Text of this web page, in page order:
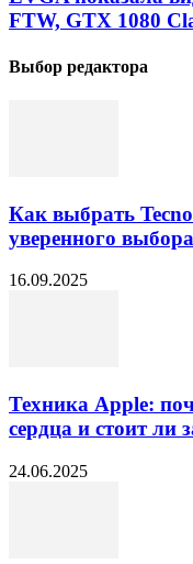
FTW, GTX 1080
Выбор редактора
Как выбрать
уверенного выбора
16.09.2025
Техника Apple:
сердца и стоит ли
24.06.2025